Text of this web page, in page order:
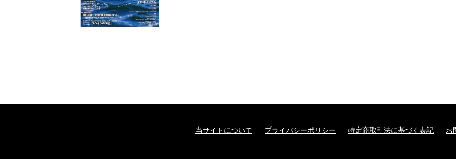
当サイトについて プライバシーポリシー 特定商取引法に基づく表記 お